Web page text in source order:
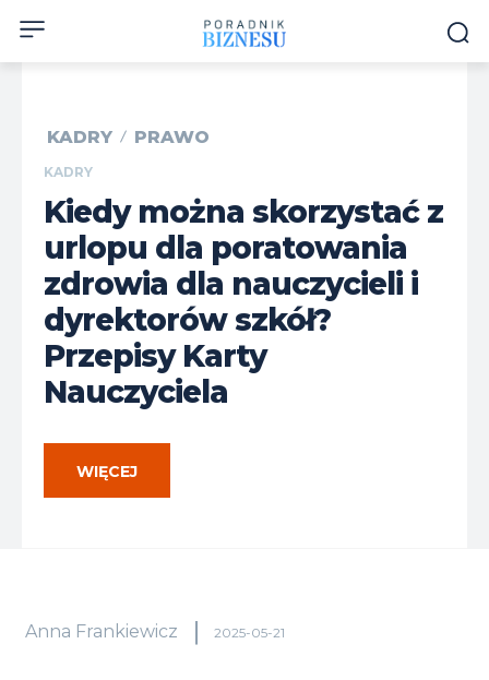
KADRY PRAWO
KADRY
Kiedy można skorzystać z
urlopu dla poratowania
zdrowia dla nauczycieli i
dyrektorów szkół?
Przepisy Karty
Nauczyciela
WIĘCEJ
Anna Frankiewicz 2025-05-21